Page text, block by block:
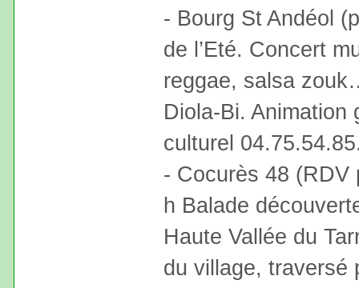
- Bourg St Andéol
de l’Eté. Concert
reggae, salsa
Diola-Bi.
culturel
- Cocurès 48 (RDV
h Balade
Haute Vallée du
du village, traversé